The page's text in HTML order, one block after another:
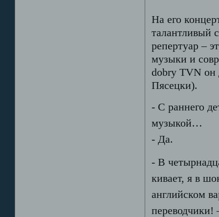
На его
талантливый
репертуар –
музыки и
dobry TVN он
Пясецки).
- С раннего
музыкой…
- Да.
- В
кивает, я в
английском
переводчики!